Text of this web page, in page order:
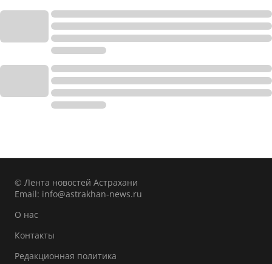
© Лента новостей Астрахани
Email: info@astrakhan-news.ru
О нас
Контакты
Редакционная политика